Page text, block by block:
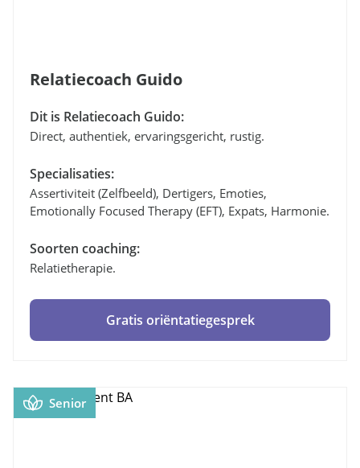
Relatiecoach Guido
Dit is Relatiecoach Guido:
Direct, authentiek, ervaringsgericht, rustig.
Specialisaties:
Assertiviteit (zelfbeeld), Dertigers, Emoties,
Emotionally Focused Therapy (EFT), Expats, Harmonie.
Soorten coaching:
Relatietherapie.
Gratis oriëntatiegesprek
Senior